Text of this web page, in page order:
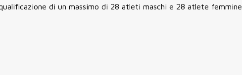
di un massimo di 28 atleti maschi e 28 atlete femmine.